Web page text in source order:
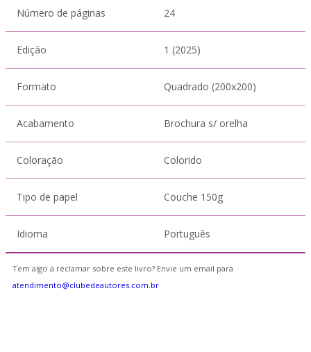
Número de páginas 24
Edição 1 (2025)
Formato Quadrado (200x200)
Acabamento Brochura s/ orelha
Coloração Colorido
Tipo de papel Couche 150g
Idioma Português
Tem algo a reclamar sobre este livro? Envie um email para
atendimento@clubedeautores.com.br